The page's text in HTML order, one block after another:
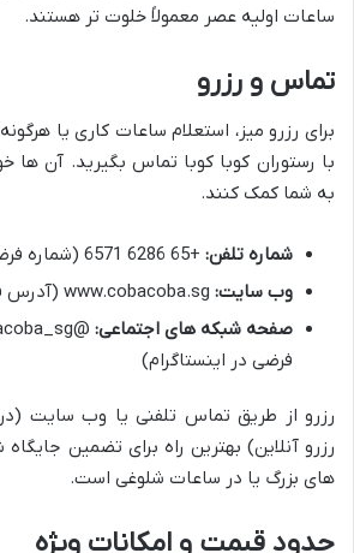
ساعات اولیه عصر معمولاً خلوت تر هستند.
تماس و رزرو
برای رزرو میز، استعلام ساعات کاری یا
با رستوران کوبا کوبا تماس بگیرید. آن
به شما کمک کنند.
شماره تلفن: +65 6286 6571 (شماره فرضی)
وب سایت:
صفحه شبکه های اجتماعی:
فرضی در اینستاگرام)
رزرو از طریق تماس تلفنی یا وب سایت
رزرو آنلاین) بهترین راه برای تضمین جایگاه
های بزرگ یا در ساعات شلوغی است.
حدود قیمت و امکانات ویژه